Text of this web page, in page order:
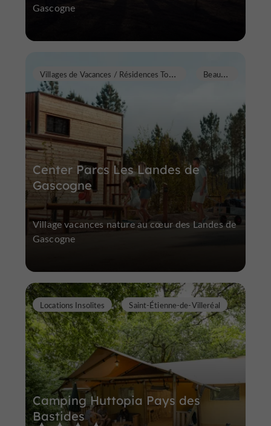
Gascogne
Center Parcs Les Landes de
Gascogne
V
illages de Vacances / Résidences Tourisme B
eauziac
Village vacances nature au cœur des Landes de
Gascogne
Camping Huttopia Pays des
Bastides
Locations Insolites Saint-Étienne-de-Villeréal